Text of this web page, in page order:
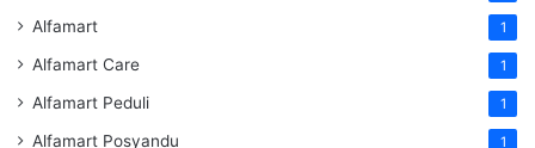
Alfamart 1
Alfamart Care 1
Alfamart Peduli 1
Alfamart Posyandu 1